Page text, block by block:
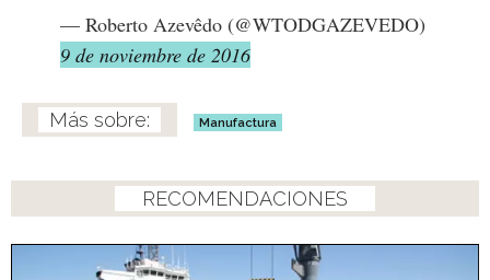
— Roberto Azevêdo (@WTODGAZEVEDO)
9 de noviembre de 2016
Manufactura
RECOMENDACIONES